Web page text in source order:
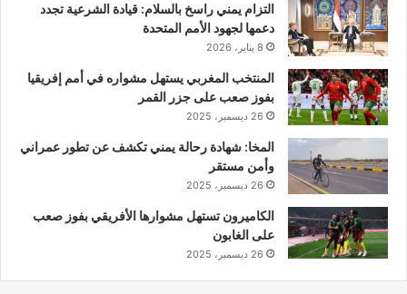
التزام يمني راسخ بالسلام: قيادة الشرعية تجدد
دعمها لجهود الأمم المتحدة
8 يناير، 2026
المنتخب المغربي يستهل مشواره في أمم إفريقيا
بفوز صعب على جزر القمر
26 ديسمبر، 2025
المخا: شهادة رحالة يمني تكشف عن تطور عمراني
وأمن مستقر
26 ديسمبر، 2025
الكاميرون تستهل مشوارها الأفريقي بفوز صعب
على الغابون
26 ديسمبر، 2025